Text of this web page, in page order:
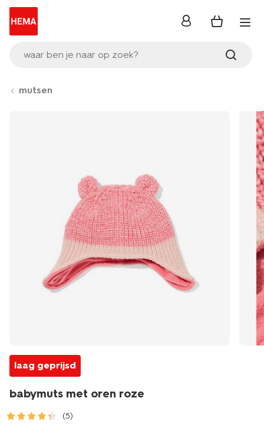
waar ben je naar op zoek?
inloggen
mutsen
laag geprijsd
babymuts met oren roze
(5)